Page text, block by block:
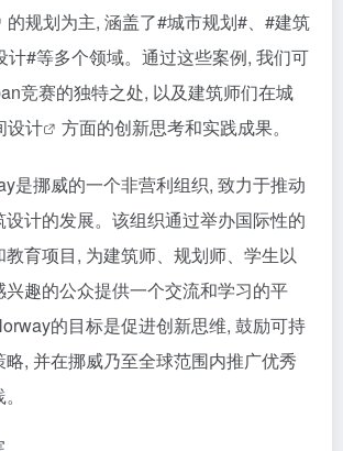
的规划为主, 涵盖了#城市规划#、 #建筑
计#等多个领域。通过这些案例, 我们可
竞赛的独特之处, 以及建筑师们在城
设计 方面的创新思考和实践成果。
是挪威的一个非营利组织, 致力于推动
计的发展。该组织通过举办国际性的
育项目, 为建筑师、规划师、学生以
兴趣的公众提供一个交流和学习的平
的目标是促进创新思维, 鼓励可持
, 并在挪威乃至全球范围内推广优秀